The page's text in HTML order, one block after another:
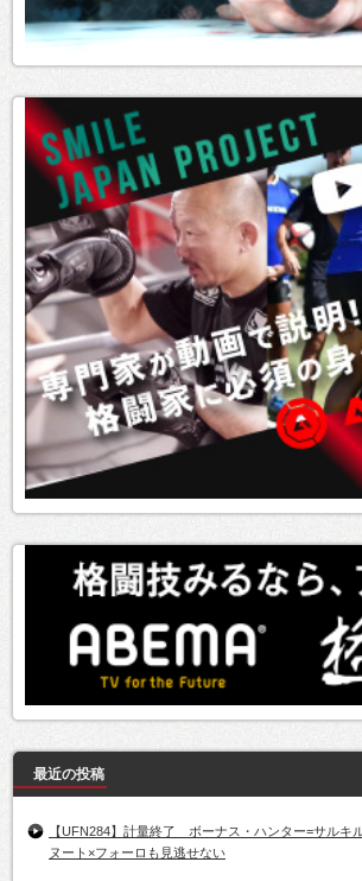
最近の投稿
【UFN284】計量終了 ボーナス・ハンター=サルキ
ヌート×フォーロも見逃せない